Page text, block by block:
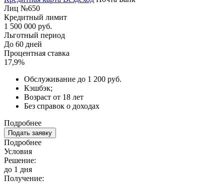
Лиц №650
Кредитный лимит
1 500 000 руб.
Льготный период
До 60 дней
Процентная ставка
17,9%
Обслуживание до 1 200 руб.
Кэшбэк;
Возраст от 18 лет
Без справок о доходах
Подробнее
Подать заявку
Подробнее
Условия
Решение:
до 1 дня
Получение: